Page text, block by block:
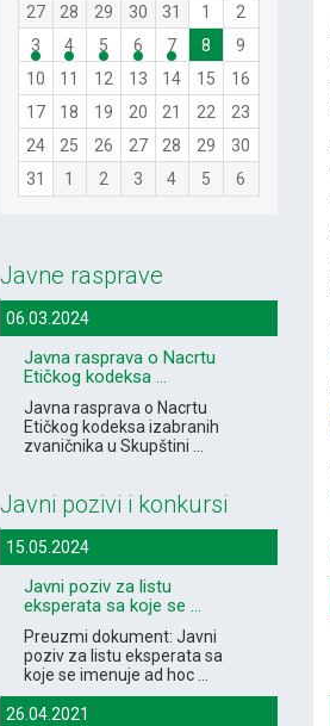
27 28 29 30 31 1
2
3
4 5 6 7 8
9
10
11 12 13 14 15
16
17
18 19 20 21 22
23
24
25 26 27 28 29
30
31
1 2 3 4 5 6
Javne rasprave
06.03.2024
Javna rasprava o Nacrtu
Etičkog kodeksa ...
Javna rasprava o Nacrtu
Etičkog kodeksa izabranih
zvaničnika u Skupštini ...
Javni pozivi i konkursi
15.05.2024
Javni poziv za listu
eksperata sa koje se ...
Preuzmi dokument: Javni
poziv za listu eksperata sa
koje se imenuje ad hoc ...
26.04.2021